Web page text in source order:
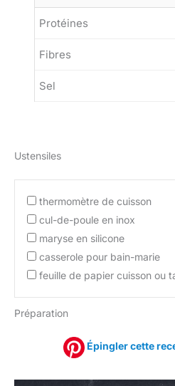
Protéines
Fibres
Sel
Ustensiles
thermomètre de cuisson
cul-de-poule en inox
maryse en silicone
casserole pour bain-marie
feuille de papier cuisson ou
Préparation
Épingler cette